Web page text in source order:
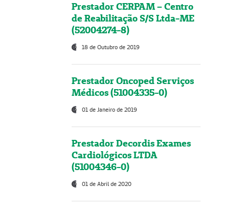
Prestador CERPAM – Centro
de Reabilitação S/S Ltda-ME
(52004274-8)
18 de Outubro de 2019
Prestador Oncoped Serviços
Médicos (51004335-0)
01 de Janeiro de 2019
Prestador Decordis Exames
Cardiológicos LTDA
(51004346-0)
01 de Abril de 2020